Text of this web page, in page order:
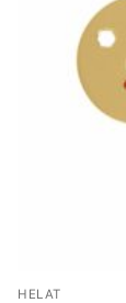
HELAT